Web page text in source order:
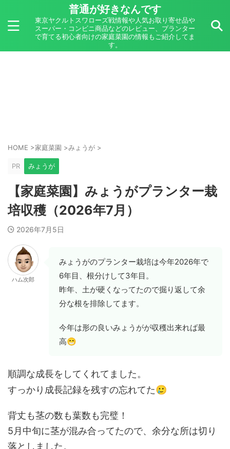
普通が好きなんです
東京ヤクルトスワローズ戦情報や人気お取り寄せ品や
スーパー・コンビニ商品などのレビュー、プランター
で育てる初心者向けの家庭菜園の情報もご紹介してま
す。
HOME >家庭菜園 >みょうが >
PR みょうが
【家庭菜園】みょうがプランター栽
培収穫（2026年7月）
2026年7月5日
ハム次郎
みょうがのプランター栽培は今年2026年で
6年目、根分けして3年目。
昨年、土が硬くなってたので掘り返して余
分な根を排除してます。
今年は形の良いみょうがが収穫出来れば最
高😁
順調な成長をしてくれてました。
すっかり成長記録を残すの忘れてた🥲
背丈も茎の数も葉数も完璧！
5月中旬に茎が混み合ってたので、余分な所は切り
落としました。